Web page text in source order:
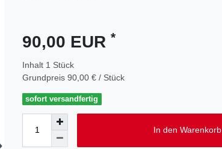
90,00 EUR *
Inhalt 1 Stück
Grundpreis 90,00 € / Stück
sofort versandfertig
In den Warenkorb